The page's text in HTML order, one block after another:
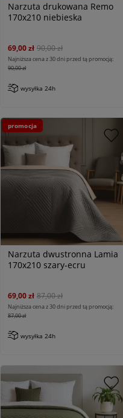
Narzuta drukowana Remo
170x210 niebieska
69,00 zł 90,00 zł
Najniższa cena z 30 dni przed tą promocją:
90,00 zł
wysyłka 24h
Narzuta dwustronna Lamia
170x210 szary-ecru
69,00 zł 87,00 zł
Najniższa cena z 30 dni przed tą promocją:
87,00 zł
wysyłka 24h
promocja